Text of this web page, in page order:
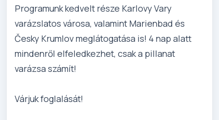
Programunk kedvelt része Karlovy Vary
varázslatos városa, valamint Marienbad és
Česky Krumlov meglátogatása is! 4 nap alatt
mindenről elfeledkezhet, csak a pillanat
varázsa számít!
Várjuk foglalását!